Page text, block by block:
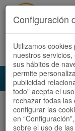
Acceder
Audioruta Todas las
Configuración
Utilizamos
nuestros
sus hábitos de
permite
publicidad
todo” acepta el
rechazar todas las
configurar las
en
sobre el uso de